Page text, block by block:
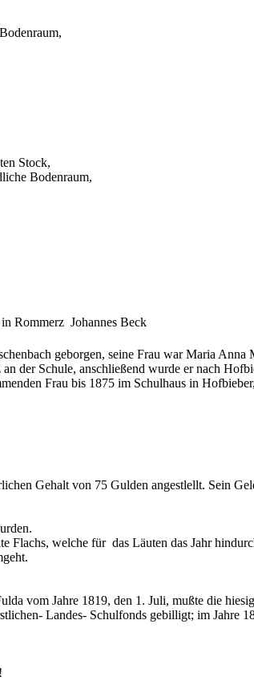
Stock,
Bodenraum,
Beck
geborgen, seine Frau war Maria
der Schule, anschließend wurde er nach
Frau bis 1875 im Schulhaus in
Gehalt von 75 Gulden angestlellt. Sein
Flachs, welche für das Läuten das Jahr
vom Jahre 1819, den 1. Juli, mußte die
Landes- Schulfonds gebilligt; im Jahre